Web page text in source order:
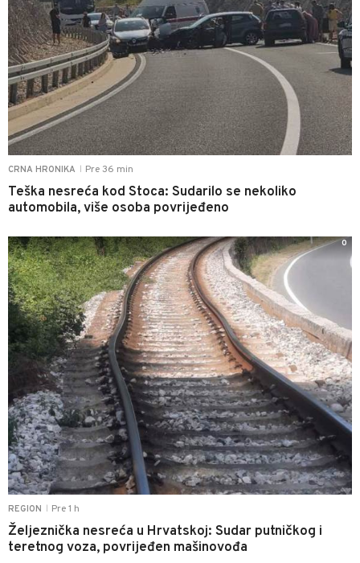
CRNA HRONIKA Pre 36 min
Teška nesreća kod Stoca: Sudarilo se nekoliko
automobila, više osoba povrijeđeno
REGION Pre 1 h
Željeznička nesreća u Hrvatskoj: Sudar putničkog i
teretnog voza, povrijeđen mašinovođa
0